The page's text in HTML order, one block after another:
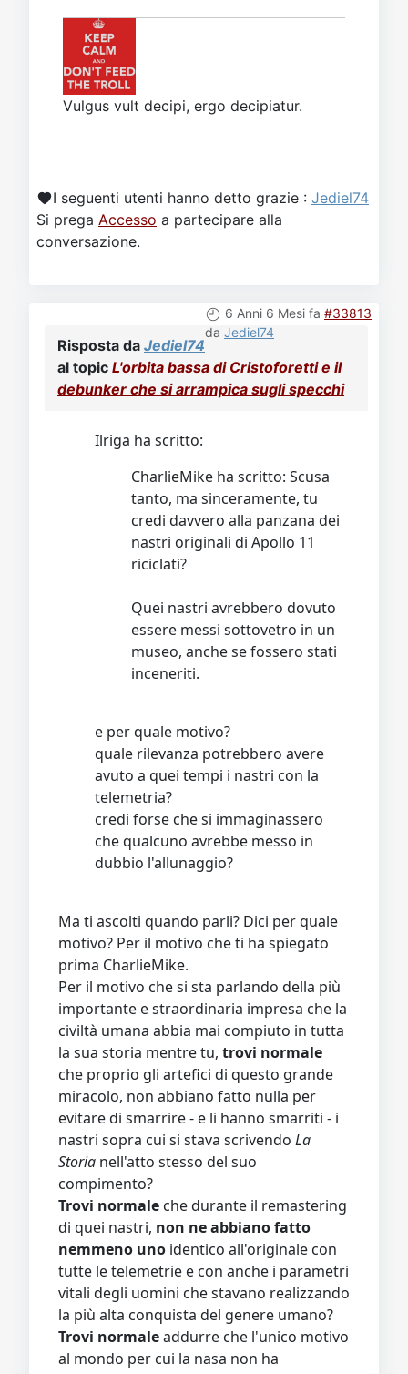
Vulgus vult decipi, ergo decipiatur.
I seguenti utenti hanno detto grazie : Jediel74
Si prega Accesso a partecipare alla
conversazione.
6 Anni 6 Mesi fa #33813
da Jediel74
Risposta da Jediel74
al topic L'orbita bassa di Cristoforetti e il
debunker che si arrampica sugli specchi
Ilriga ha scritto:
CharlieMike ha scritto: Scusa
tanto, ma sinceramente, tu
credi davvero alla panzana dei
nastri originali di Apollo 11
riciclati?
Quei nastri avrebbero dovuto
essere messi sottovetro in un
museo, anche se fossero stati
inceneriti.
e per quale motivo?
quale rilevanza potrebbero avere
avuto a quei tempi i nastri con la
telemetria?
credi forse che si immaginassero
che qualcuno avrebbe messo in
dubbio l'allunaggio?
Ma ti ascolti quando parli? Dici per quale
motivo? Per il motivo che ti ha spiegato
prima CharlieMike.
Per il motivo che si sta parlando della più
importante e straordinaria impresa che la
civiltà umana abbia mai compiuto in tutta
la sua storia mentre tu, trovi normale
che proprio gli artefici di questo grande
miracolo, non abbiano fatto nulla per
evitare di smarrire - e li hanno smarriti - i
nastri sopra cui si stava scrivendo La
Storia nell'atto stesso del suo
compimento?
Trovi normale che durante il remastering
di quei nastri, non ne abbiano fatto
nemmeno uno identico all'originale con
tutte le telemetrie e con anche i parametri
vitali degli uomini che stavano realizzando
la più alta conquista del genere umano?
Trovi normaleaddurre che l'unico motivo
al mondo per cui la nasa non ha